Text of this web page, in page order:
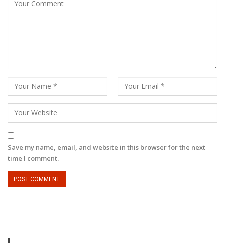
Save my name, email, and website in this browser for the next
time I comment.